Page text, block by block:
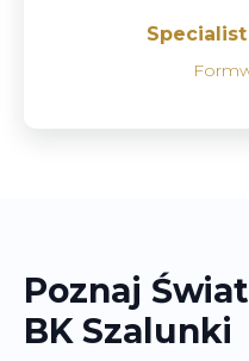
Poznaj
BK Szalunki